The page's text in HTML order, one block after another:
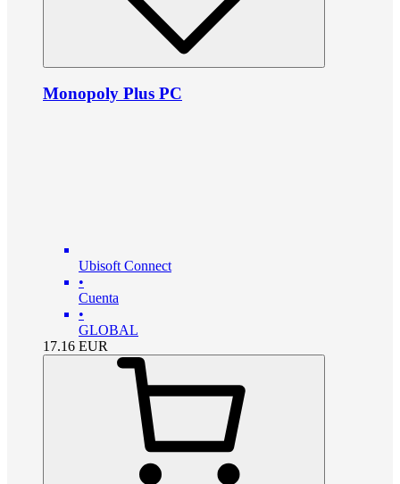
Monopoly Plus PC
Ubisoft Connect
•
Cuenta
•
GLOBAL
17.16 EUR